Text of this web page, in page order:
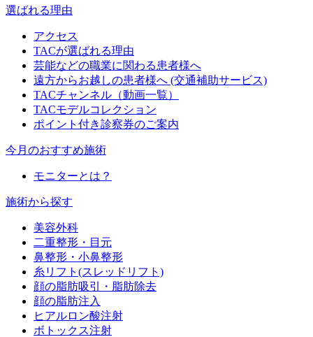
選ばれる理由
アクセス
TACが選ばれる理由
芸能などの職業に関わる患者様へ
遠方からお越しの患者様へ (交通補助サービス)
TACチャンネル（動画一覧）
TACモデルコレクション
ポイント付き診察券のご案内
今月のおすすめ施術
モニターとは？
施術から探す
美容外科
二重整形・目元
鼻整形・小鼻整形
糸リフト(スレッドリフト)
顔の脂肪吸引・脂肪除去
顔の脂肪注入
ヒアルロン酸注射
ボトックス注射